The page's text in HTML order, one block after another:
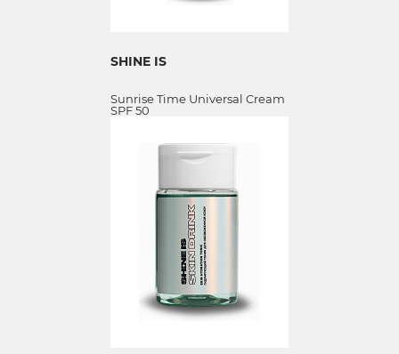
SHINE IS
Sunrise Time Universal Cream
SPF 50